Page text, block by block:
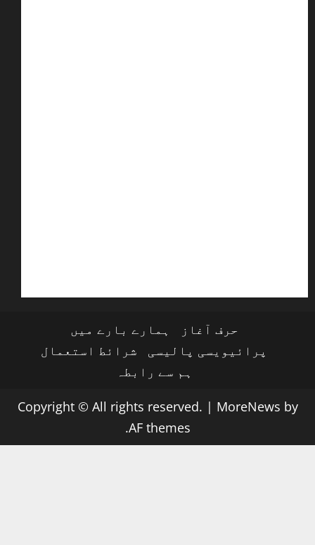
حرف آغاز
ہمارے بارے میں
پرائیویسی پالیسی
شرائط استعمال
ہم سے رابطہ
Copyright © All rights reserved. | MoreNews by
AF themes.